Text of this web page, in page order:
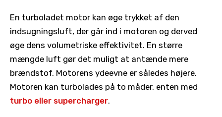
En turboladet motor kan øge trykket af den
indsugningsluft, der går ind i motoren og derved
øge dens volumetriske effektivitet. En større
mængde luft gør det muligt at antænde mere
brændstof. Motorens ydeevne er således højere.
Motoren kan turbolades på to måder, enten med
turbo eller supercharger.